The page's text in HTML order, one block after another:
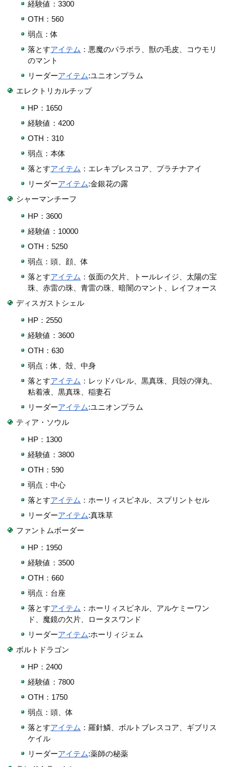
経験値：3300
OTH：560
弱点：体
落とすアイテム ：悪魔のパラボラ、獣の毛皮、コウモリ
のマント
リーダーアイテム:ユニオンプラム
エレクトリカルチップ
HP：1650
経験値：4200
OTH：310
弱点：本体
落とすアイテム ：エレキブレスコア、プラチナアイ
リーダーアイテム:金銀花の露
シャーマンチーフ
HP：3600
経験値：10000
OTH：5250
弱点：頭、顔、体
落とすアイテム ：仮面の欠片、トールレイジ、太陽の宝
珠、赤雷の珠、青雷の珠、暗闇のマント、レイフォース
ディスガストシェル
HP：2550
経験値：3600
OTH：630
弱点：体、殻、中身
落とすアイテム ：レッドバレル、黒真珠、貝殻の弾丸、
粘着液、黒真珠、稲妻石
リーダーアイテム:ユニオンプラム
ティア・ソウル
HP：1300
経験値：3800
OTH：590
弱点：中心
落とすアイテム ：ホーリィスピネル、スプリントセル
リーダーアイテム:真珠草
ファントムボーダー
HP：1950
経験値：3500
OTH：660
弱点：台座
落とすアイテム ：ホーリィスピネル、アルケミーワン
ド、魔鏡の欠片、ロータスワンド
リーダーアイテム:ホーリィジェム
ボルトドラゴン
HP：2400
経験値：7800
OTH：1750
弱点：頭、体
落とすアイテム ：羅針鱗、ボルトブレスコア、ギブリス
ケイル
リーダーアイテム:薬師の秘薬